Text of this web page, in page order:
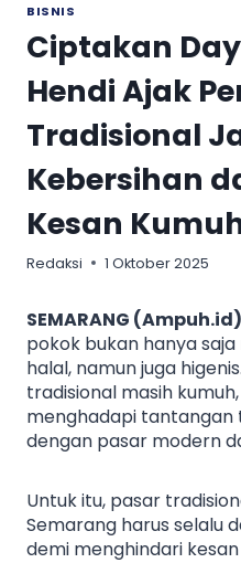
BISNIS
Ciptakan
Hendi Ajak
Tradisional
Kebersihan
Kesan
Redaksi 1 Oktober 2025
SEMARANG
pokok bukan hanya
halal, namun juga
tradisional masih
menghadapi
dengan pasar modern
Untuk itu, pasar
Semarang harus selalu
demi menghindari